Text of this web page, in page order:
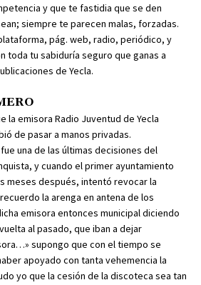
y que te fastidia que se den
siempre te parecen malas, forzadas.
pág. web, radio, periódico, y
toda tu sabiduría seguro que ganas a
de Yecla.
la emisora Radio Juventud de Yecla
de pasar a manos privadas.
una de las últimas decisiones del
y cuando el primer ayuntamiento
meses después, intentó revocar la
la arenga en antena de los
emisora entonces municipal diciendo
al pasado, que iban a dejar
supongo que con el tiempo se
apoyado con tanta vehemencia la
yo que la cesión de la discoteca sea tan